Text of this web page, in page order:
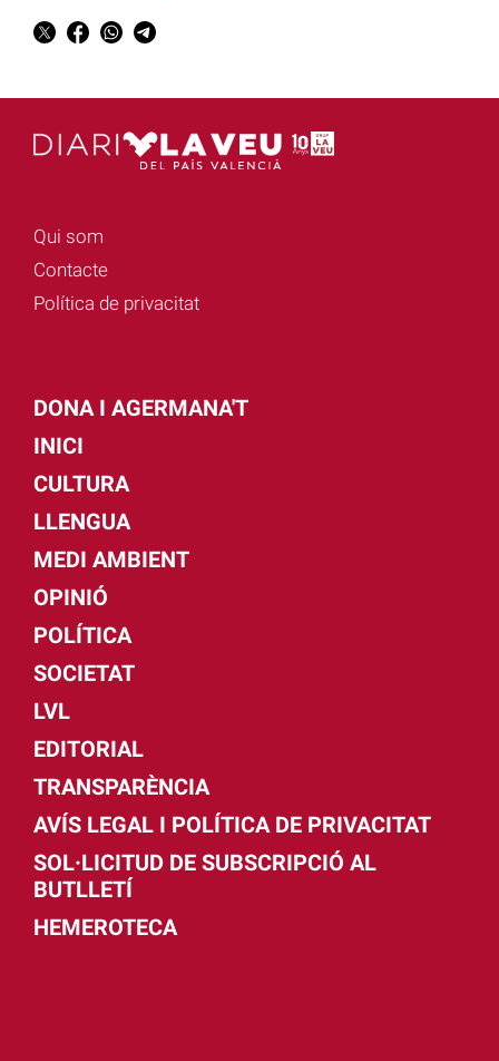
Qui som
Contacte
Política de privacitat
DONA I AGERMANA'T
INICI
CULTURA
LLENGUA
MEDI AMBIENT
OPINIÓ
POLÍTICA
SOCIETAT
LVL
EDITORIAL
TRANSPARÈNCIA
AVÍS LEGAL I POLÍTICA DE PRIVACITAT
SOL·LICITUD DE SUBSCRIPCIÓ AL
BUTLLETÍ
HEMEROTECA